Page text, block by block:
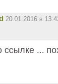
20.01.2016 в
ссылке ...